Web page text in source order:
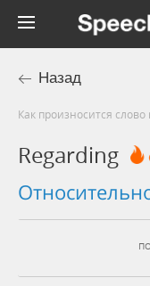
Назад
Как произносится
Regarding